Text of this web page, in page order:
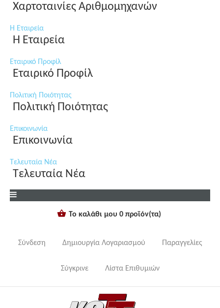
Χαρτοταινίες Αριθμομηχανών
Η Εταιρεία
Η Εταιρεία
Εταιρικό Προφίλ
Εταιρικό Προφίλ
Πολιτική Ποιότητας
Πολιτική Ποιότητας
Επικοινωνία
Επικοινωνία
Τελευταία Νέα
Τελευταία Νέα
Το καλάθι μου 0 προϊόν(τα)
Σύνδεση Δημιουργία Λογαριασμού Παραγγελίες
Σύγκρινε Λίστα Επιθυμιών